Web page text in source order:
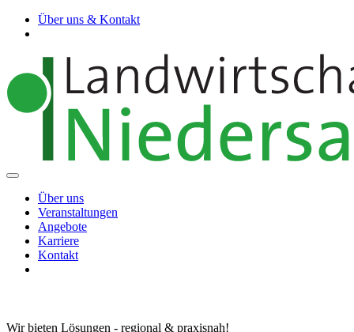
Über uns & Kontakt
Über uns
Veranstaltungen
Angebote
Karriere
Kontakt
Wir bieten Lösungen - regional & praxisnah!